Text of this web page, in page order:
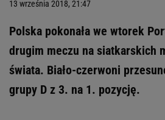
13 września 2018, 21:47
Polska pokonała we wtorek
drugim meczu na siatkarskich
świata. Biało-czerwoni
grupy D z 3. na 1. pozycję.